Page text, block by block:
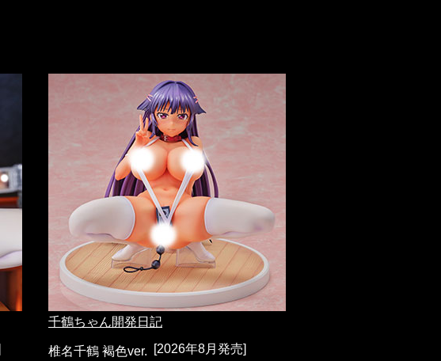
千鶴ちゃん開発日記
椎名千鶴 褐色ver.
[2026年8月発売]